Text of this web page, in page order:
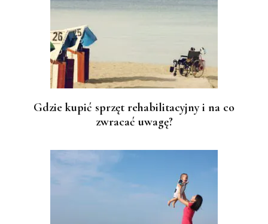
Gdzie kupić sprzęt rehabilitacyjny i na co
zwracać uwagę?